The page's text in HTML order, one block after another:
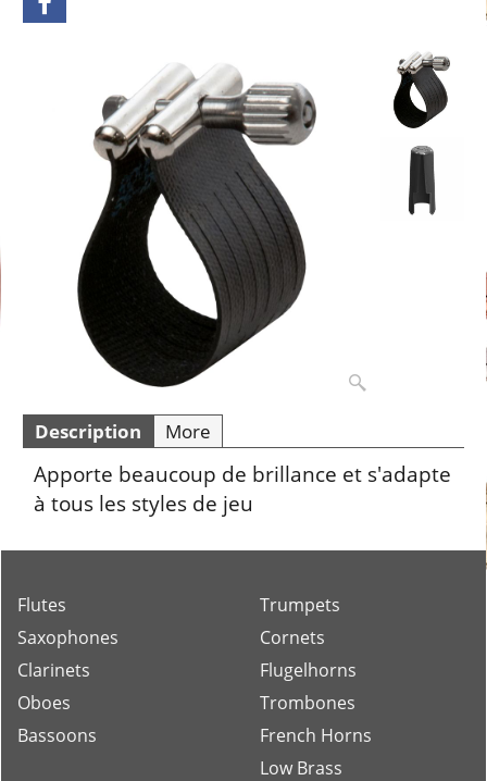
Description More
Apporte beaucoup de brillance et s'adapte
à tous les styles de jeu
Flutes
Saxophones
Clarinets
Oboes
Bassoons
Trumpets
Cornets
Flugelhorns
Trombones
French Horns
Low Brass